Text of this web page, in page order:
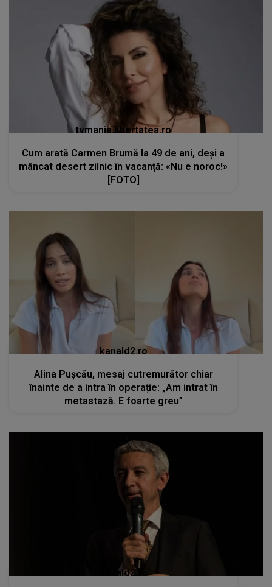
tvmania.libertatea.ro
Cum arată Carmen Brumă la 49 de ani, deși a
mâncat desert zilnic în vacanță: «Nu e noroc!»
[FOTO]
kanald2.ro
Alina Pușcău, mesaj cutremurător chiar
înainte de a intra în operație: „Am intrat în
metastază. E foarte greu”
kanald2.ro